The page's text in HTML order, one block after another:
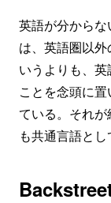
英語が分から
は、英語圏以
いうよりも、
ことを念頭に
ている。それ
も共通言語とし